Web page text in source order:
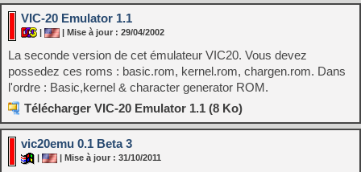
VIC-20 Emulator 1.1
| | Mise à jour : 29/04/2002
La seconde version de cet émulateur VIC20. Vous devez
possedez ces roms : basic.rom, kernel.rom, chargen.rom. Dans
l'ordre : Basic,kernel & character generator ROM.
Télécharger VIC-20 Emulator 1.1 (8 Ko)
vic20emu 0.1 Beta 3
| | Mise à jour : 31/10/2011